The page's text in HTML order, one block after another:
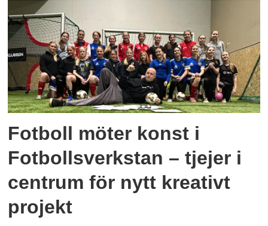
Fotboll möter konst i
Fotbollsverkstan – tjejer i
centrum för nytt kreativt
projekt